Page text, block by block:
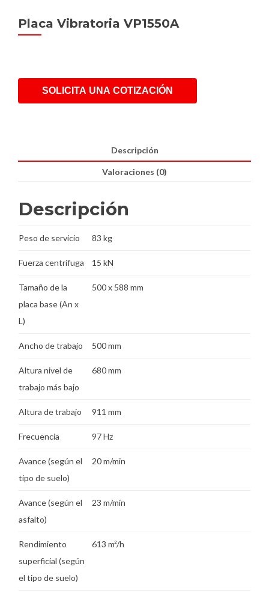
Placa Vibratoria VP1550A
SOLICITA UNA COTIZACIÓN
Descripción
Valoraciones (0)
Descripción
Peso de servicio 83 kg
Fuerza centrífuga 15 kN
Tamaño de la
placa base (An x
L)
500 x 588 mm
Ancho de trabajo 500 mm
Altura nivel de
trabajo más bajo
680 mm
Altura de trabajo 911 mm
Frecuencia 97 Hz
Avance (según el
tipo de suelo)
20 m/min
Avance (según el
asfalto)
23 m/min
Rendimiento
superficial (según
el tipo de suelo)
613 m²/h